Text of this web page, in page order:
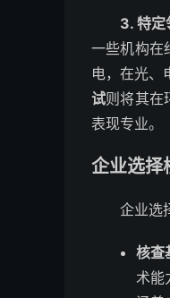
3. 特定
一些机构在
电，在光、
试则将其在
表现专业。
企业选择
企业选
核查
术能